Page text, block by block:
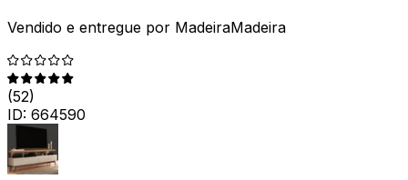
Vendido e entregue por MadeiraMadeira
(52)
ID: 664590